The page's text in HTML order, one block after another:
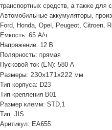
транспортных средств, а также для
Автомобильные аккумуляторы,
Ford, Honda, Opel, Peugeot, Citroen,
Емкость: 65 А/ч
Напряжение: 12 В
Полярность: прямая
Пусковой ток (EN): 580 А
Размеры: 230х171х222 мм
Тип корпуса: D23
Тип крепления B01
Размер клемм: STD,1
Тип: JIS
Аритикул: EA655